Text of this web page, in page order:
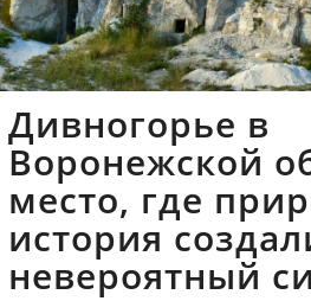
Дивногорье в
Воронежской
место, где
история
невероятный